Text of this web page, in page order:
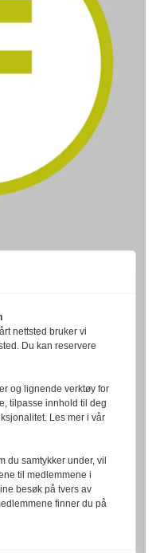
nettsted bruker vi
Du kan reservere
og lignende verktøy for
tilpasse innhold til deg
Les mer i vår
du samtykker under, vil
til medlemmene i
besøk på tvers av
finner du på